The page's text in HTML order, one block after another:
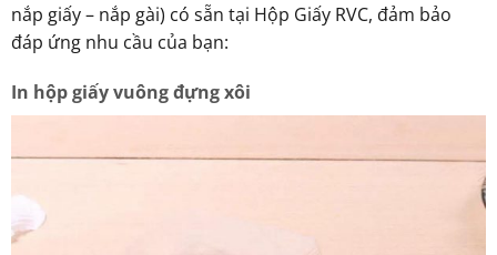
nắp giấy – nắp gài) có sẵn tại Hộp Giấy RVC, đảm bảo
đáp ứng nhu cầu của bạn:
In hộp giấy vuông đựng xôi